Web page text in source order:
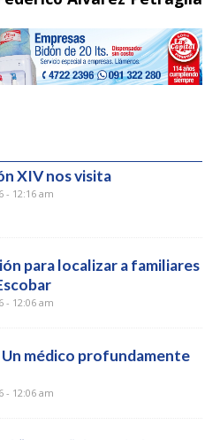
XIV nos visita
- 12:16 am
para localizar a familiares
- 12:06 am
médico profundamente
- 12:06 am